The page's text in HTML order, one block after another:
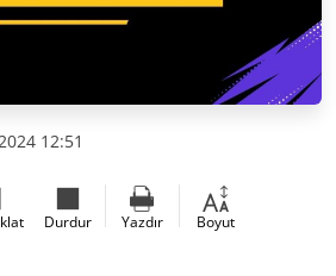
12:51
Durdur Yazdır Boyut